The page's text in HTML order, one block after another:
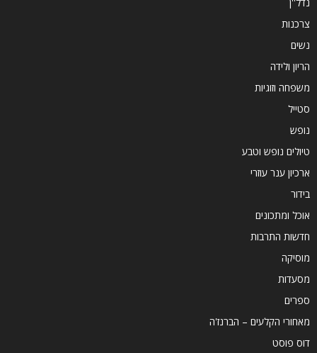
נדל''ן
צרכנות
נשים
הריון ולידה
משפחה וזוגיות
סטייל
נופש
טיולים נופש וטבע
ארכיון ענר עוזרי
בידור
אוכל ומתכונים
חדשות התרבות
מוסיקה
מסעדות
ספרים
מאחורי הקלעים – הברנז'ה
דוס פוסט